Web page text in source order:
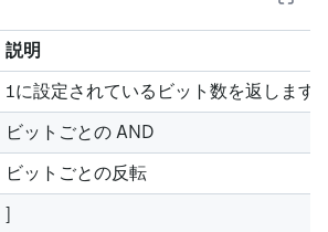
説明
1に設定されているビット数を返します
ビットごとの AND
ビットごとの反転
]